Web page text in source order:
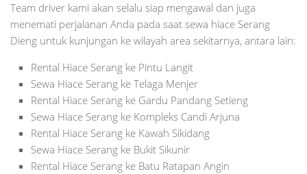
Team driver kami akan selalu siap mengawal dan juga
menemati perjalanan Anda pada saat sewa hiace Serang
Dieng untuk kunjungan ke wilayah area sekitarnya, antara lain:
Rental Hiace Serang ke Pintu Langit
Sewa Hiace Serang ke Telaga Menjer
Rental Hiace Serang ke Gardu Pandang Setieng
Sewa Hiace Serang ke Kompleks Candi Arjuna
Rental Hiace Serang ke Kawah Sikidang
Sewa Hiace Serang ke Bukit Sikunir
Rental Hiace Serang ke Batu Ratapan Angin